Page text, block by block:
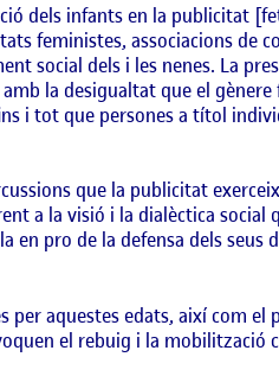
dels infants en la publicitat
feministes, associacions de
social dels i les nenes. La
la desigualtat que el
i tot que persones a títol
que la publicitat
a la visió i la dialèctica social
en pro de la defensa dels seus
per aquestes edats, així com
el rebuig i la mobilització